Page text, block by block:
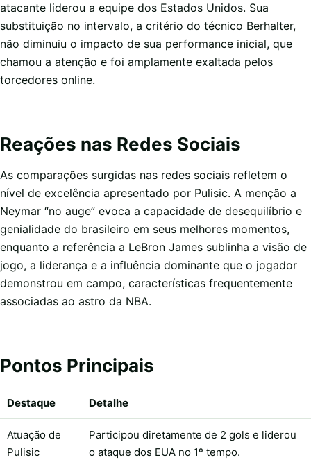
atacante liderou a equipe dos Estados Unidos. Sua
substituição no intervalo, a critério do técnico Berhalter,
não diminuiu o impacto de sua performance inicial, que
chamou a atenção e foi amplamente exaltada pelos
torcedores online.
Reações nas Redes Sociais
As comparações surgidas nas redes sociais refletem o
nível de excelência apresentado por Pulisic. A menção a
Neymar “no auge” evoca a capacidade de desequilíbrio e
genialidade do brasileiro em seus melhores momentos,
enquanto a referência a LeBron James sublinha a visão de
jogo, a liderança e a influência dominante que o jogador
demonstrou em campo, características frequentemente
associadas ao astro da NBA.
Pontos Principais
Destaque Detalhe
Atuação de
Pulisic
Participou diretamente de 2 gols e liderou
o ataque dos EUA no 1º tempo.